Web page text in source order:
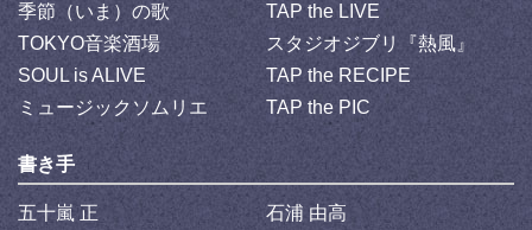
季節（いま）の歌
TAP the LIVE
TOKYO音楽酒場
スタジオジブリ『熱風』
SOUL is ALIVE
TAP the RECIPE
ミュージックソムリエ
TAP the PIC
書き手
五十嵐 正
石浦 由高